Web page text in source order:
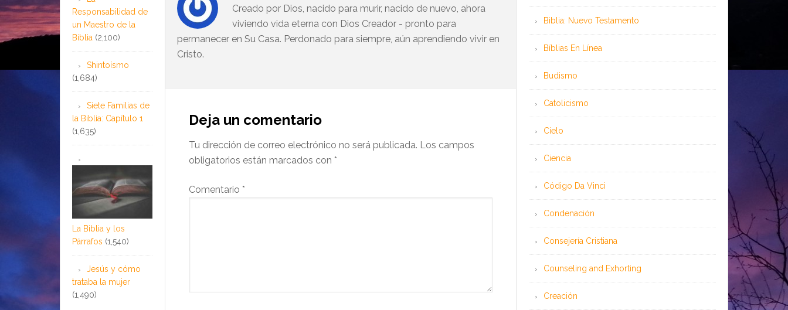
Creado por Dios, nacido para murir, nacido de nuevo, ahora
viviendo vida eterna con Dios Creador - pronto para
permanecer en Su Casa. Perdonado para siempre, aún aprendiendo vivir en
Cristo.
Deja un comentario
Tu dirección de correo electrónico no será publicada. Los campos
obligatorios están marcados con *
Comentario *
Biblia: Nuevo Testamento
Bíblias En Línea
Budismo
Catolicismo
Cielo
Ciencia
Código Da Vinci
Condenación
Consejería Cristiana
Counseling and Exhorting
Creación
Responsabilidad de
un Maestro de la
Biblia (2,100)
Shintoísmo
(1,684)
Siete Familias de
la Biblia: Capítulo 1
(1,635)
La Biblia y los
Párrafos (1,540)
Jesús y cómo
trataba la mujer
(1,490)